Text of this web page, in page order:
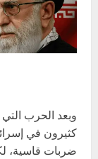
وبعد الحرب التي
كثيرون في
ضربات قاسية،